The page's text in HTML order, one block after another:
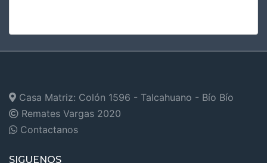
Casa Matriz: Colón 1596 - Talcahuano - Bío Bío
Remates Vargas 2020
Contactanos
SIGUENOS